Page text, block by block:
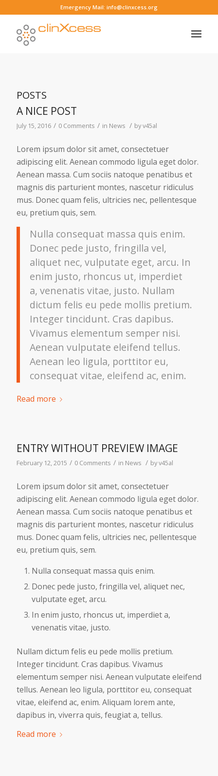
Emergency Mail: info@clinxcess.org
POSTS
A NICE POST
July 15, 2016 / 0 Comments / in News / byv45al
Lorem ipsum dolor sit amet, consectetuer
adipiscing elit. Aenean commodo ligula eget dolor.
Aenean massa. Cum sociis natoque penatibus et
magnis dis parturient montes, nascetur ridiculus
mus. Donec quam felis, ultricies nec, pellentesque
eu, pretium quis, sem.
Nulla consequat massa quis enim.
Donec pede justo, fringilla vel,
aliquet nec, vulputate eget, arcu. In
enim justo, rhoncus ut, imperdiet
a, venenatis vitae, justo. Nullam
dictum felis eu pede mollis pretium.
Integer tincidunt. Cras dapibus.
Vivamus elementum semper nisi.
Aenean vulputate eleifend tellus.
Aenean leo ligula, porttitor eu,
consequat vitae, eleifend ac, enim.
Read more
ENTRY WITHOUT PREVIEW IMAGE
February 12, 2015 / 0 Comments / in News / byv45al
Lorem ipsum dolor sit amet, consectetuer
adipiscing elit. Aenean commodo ligula eget dolor.
Aenean massa. Cum sociis natoque penatibus et
magnis dis parturient montes, nascetur ridiculus
mus. Donec quam felis, ultricies nec, pellentesque
eu, pretium quis, sem.
Nulla consequat massa quis enim.
Donec pede justo, fringilla vel, aliquet nec,
vulputate eget, arcu.
In enim justo, rhoncus ut, imperdiet a,
venenatis vitae, justo.
Nullam dictum felis eu pede mollis pretium.
Integer tincidunt. Cras dapibus. Vivamus
elementum semper nisi. Aenean vulputate eleifend
tellus. Aenean leo ligula, porttitor eu, consequat
vitae, eleifend ac, enim. Aliquam lorem ante,
dapibus in, viverra quis, feugiat a, tellus.
Read more